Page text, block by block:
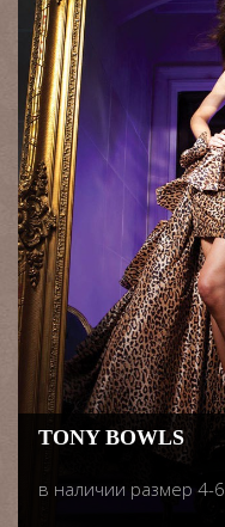
TONY BOWLS
в наличии размер 4-6